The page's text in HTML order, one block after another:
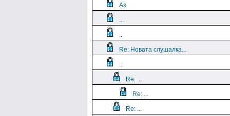
Аз
...
...
Re: Новата слушалка...
...
Re: ...
Re: ...
Re: ...